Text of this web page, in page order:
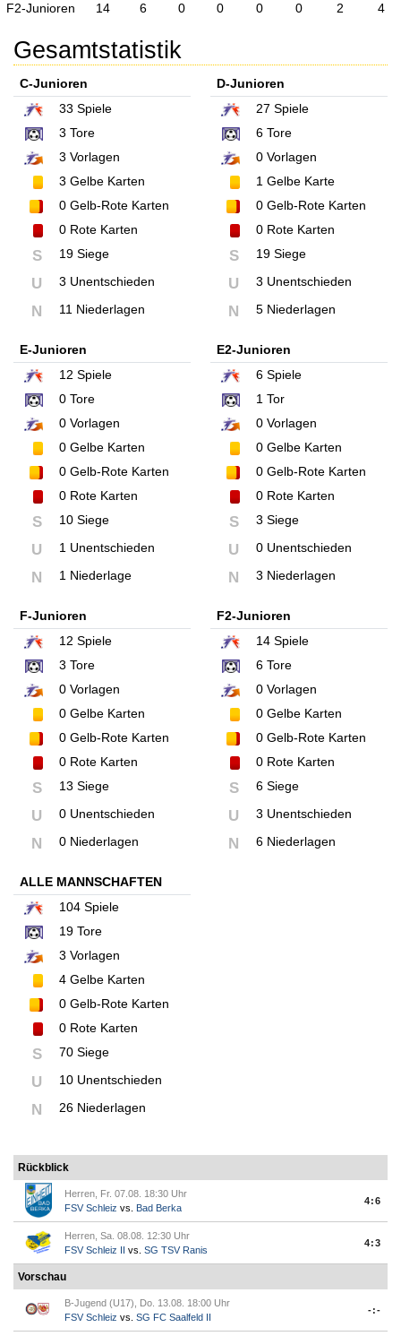
F2-Junioren 14 6 0 0 0 0 2 4
Gesamtstatistik
C-Junioren
33 Spiele
3 Tore
3 Vorlagen
3 Gelbe Karten
0 Gelb-Rote Karten
0 Rote Karten
S 19 Siege
U 3 Unentschieden
N 11 Niederlagen
D-Junioren
27 Spiele
6Tore
0Vorlagen
1 Gelbe Karte
0Gelb-Rote Karten
0Rote Karten
S 19 Siege
U 3 Unentschieden
N 5 Niederlagen
E-Junioren
12 Spiele
0 Tore
0 Vorlagen
0 Gelbe Karten
0 Gelb-Rote Karten
0 Rote Karten
S 10 Siege
U 1 Unentschieden
N 1 Niederlage
E2-Junioren
6Spiele
1 Tor
0Vorlagen
0Gelbe Karten
0Gelb-Rote Karten
0Rote Karten
S 3 Siege
U 0 Unentschieden
N 3 Niederlagen
F-Junioren
12 Spiele
3 Tore
0 Vorlagen
0 Gelbe Karten
0 Gelb-Rote Karten
0 Rote Karten
S 13 Siege
U 0 Unentschieden
N 0 Niederlagen
F2-Junioren
14Spiele
6Tore
0Vorlagen
0Gelbe Karten
0Gelb-Rote Karten
0Rote Karten
S 6 Siege
U 3 Unentschieden
N 6 Niederlagen
ALLE MANNSCHAFTEN
104 Spiele
19 Tore
3 Vorlagen
4 Gelbe Karten
0 Gelb-Rote Karten
0 Rote Karten
S 70 Siege
U 10 Unentschieden
N 26 Niederlagen
Rückblick
Herren, Fr. 07.08. 18:30 Uhr
FSV Schleiz vs. Bad Berka
4:6
Herren, Sa. 08.08. 12:30 Uhr
FSV Schleiz II vs. SG TSV Ranis
4:3
Vorschau
B-Jugend (U17), Do. 13.08. 18:00 Uhr
FSV Schleiz vs. SG FC Saalfeld II
-:-